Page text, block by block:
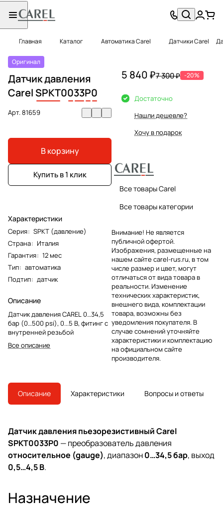
Главная Каталог Автоматика Carel Датчики Carel
Оригинал
Датчик давления
Carel SPKT0033P0
Арт.81659
В корзину
Купить в 1 клик
Характеристики
Серия: SPKT (давление)
Страна: Италия
Гарантия: 12 мес
Тип: автоматика
Подтип: датчик
Описание
Датчик давления CAREL 0…34,5
бар (0…500 psi), 0...5 В, фитинг с
внутренней резьбой
Все описание
5 840 ₽7 300 ₽ -20%
Достаточно
Нашли дешевле?
Хочу в подарок
Все товары Carel
Все товары категории
Внимание! Не является
публичной офертой.
Изображения, размещенные на
нашем сайте carel-rus.ru, в том
числе размер и цвет, могут
отличаться от вида товара в
реальности. Изменение
технических характеристик,
внешнего вида, комплектации
товара, возможны без
уведомления покупателя. В
случае сомнений уточняйте
характеристики и комплектацию
на официальном сайте
производителя.
Описание Характеристики Вопросы и ответы
Датчик давления пьезорезистивный Carel
SPKT0033P0 — преобразователь давления
относительное (gauge), диапазон0…34,5 бар, выход
0,5…4,5 В.
Назначение